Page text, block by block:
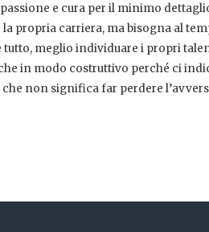
e cura per il minimo
propria carriera, ma bisogna al
tutto, meglio individuare i propri
in modo costruttivo perché ci
che non significa far perdere